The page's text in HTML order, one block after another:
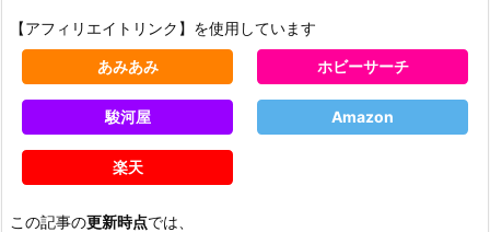
【アフィリエイトリンク】を使用しています
あみあみ ホビーサーチ
駿河屋 Amazon
楽天
この記事の更新時点では、